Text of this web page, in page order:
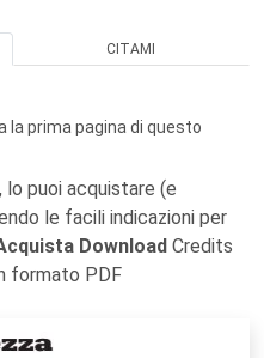
CITAMI
la prima pagina di questo
puoi acquistare (e
le facili indicazioni per
Download Credits
formato PDF